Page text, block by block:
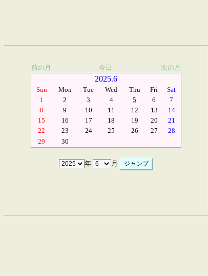
前の月 今日 次の月
2025.6
Sun Mon Tue Wed Thu Fri
Sat
1
2 3 4 5 6
7
8
9 10 11 12 13
14
15
16 17 18 19 20
21
22
23 24 25 26 27
28
29
30
年 月